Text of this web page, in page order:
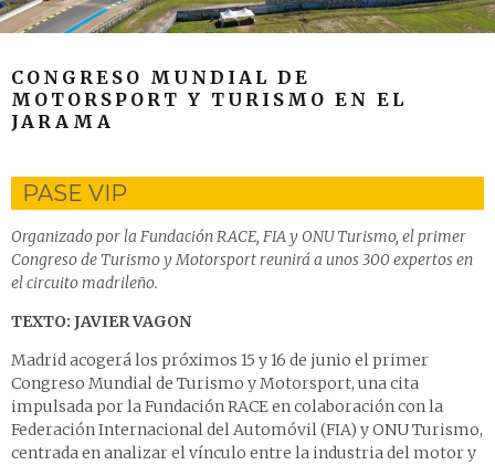
CONGRESO MUNDIAL DE
MOTORSPORT Y TURISMO EN EL
JARAMA
PASE VIP
Organizado por la Fundación RACE, FIA y ONU Turismo, el primer
Congreso de Turismo y Motorsport reunirá a unos 300 expertos en
el circuito madrileño.
TEXTO: JAVIER VAGON
Madrid acogerá los próximos 15 y 16 de junio el primer
Congreso Mundial de Turismo y Motorsport, una cita
impulsada por la Fundación RACE en colaboración con la
Federación Internacional del Automóvil (FIA) y ONU Turismo,
centrada en analizar el vínculo entre la industria del motor y